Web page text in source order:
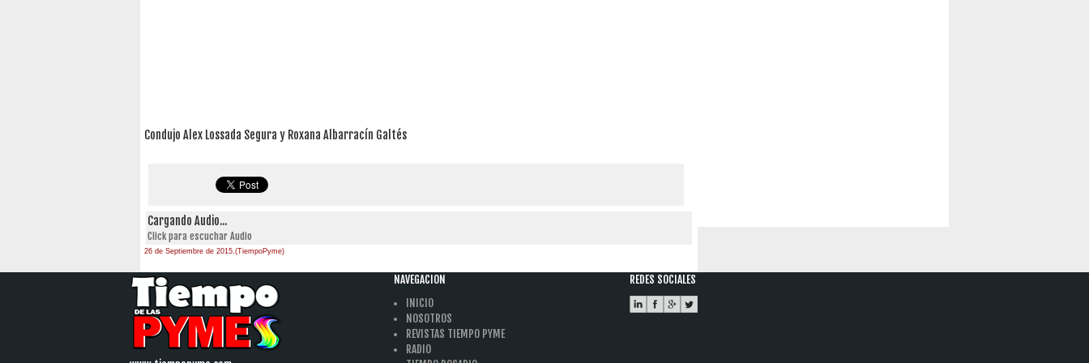
Condujo Alex Lossada Segura y Roxana Albarracín Galtés
Cargando Audio...
Click para escuchar Audio
26 de Septiembre de 2015.(TiempoPyme)
NAVEGACION
INICIO
NOSOTROS
REVISTAS TIEMPO PYME
RADIO
REDES SOCIALES